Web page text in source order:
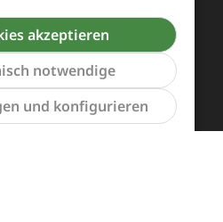
Rücksendung
Kontakt
Cookie-Voreinstellungen
Mehrwertsteuer zzgl.
akzeptieren
notwendige
und konfigurieren